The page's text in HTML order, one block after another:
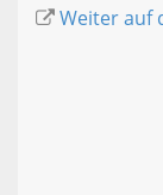
Weiter auf